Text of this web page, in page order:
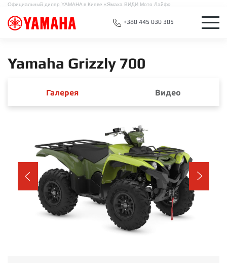
Официальный дилер YAMAHA в Киеве «Ямаха ВИДИ Мото Лайф»
+380 445 030 305
Yamaha Grizzly 700
Галерея Видео